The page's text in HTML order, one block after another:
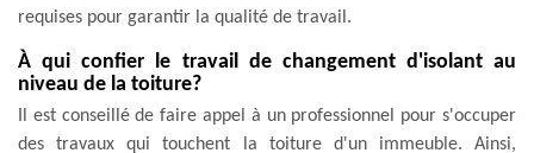
requises pour garantir la qualité de travail.
À qui confier le travail de changement d'isolant au
niveau de la toiture?
Il est conseillé de faire appel à un professionnel pour s'occuper
des travaux qui touchent la toiture d'un immeuble. Ainsi,